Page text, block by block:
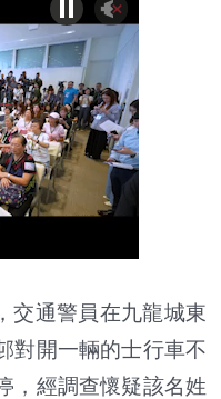
通警員在九龍城東
對開一輛的士行車不
，經調查懷疑該名姓